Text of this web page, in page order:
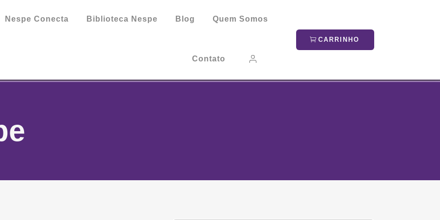
Nespe Conecta Biblioteca Nespe Blog Quem Somos
Contato
CARRINHO